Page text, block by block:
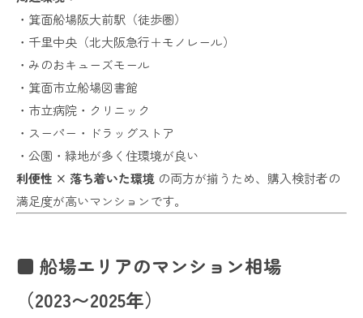
・箕面船場阪大前駅（徒歩圏）
・千里中央（北大阪急行＋モノレール）
・みのおキューズモール
・箕面市立船場図書館
・市立病院・クリニック
・スーパー・ドラッグストア
・公園・緑地が多く住環境が良い
利便性 × 落ち着いた環境 の両方が揃うため、購入検討者の
満足度が高いマンションです。
■ 船場エリアのマンション相場
（2023〜2025年）